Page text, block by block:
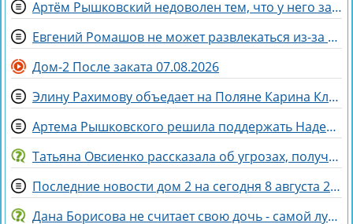
Артём Рышковский недоволен тем, что у него забрали баллы в конкурсе "Человек года"
Евгений Ромашов не может развлекаться из-за беременности жены Анастасии
Дом-2 После заката 07.08.2026
Элину Рахимову объедает на Поляне Карина Клочкова
Артема Рышковского решила поддержать Надежда Ермакова
Татьяна Овсиенко рассказала об угрозах, полученных мамой
Последние новости дом 2 на сегодня 8 августа 2026
Дана Борисова не считает свою дочь - самой лучшей дочерью на свете